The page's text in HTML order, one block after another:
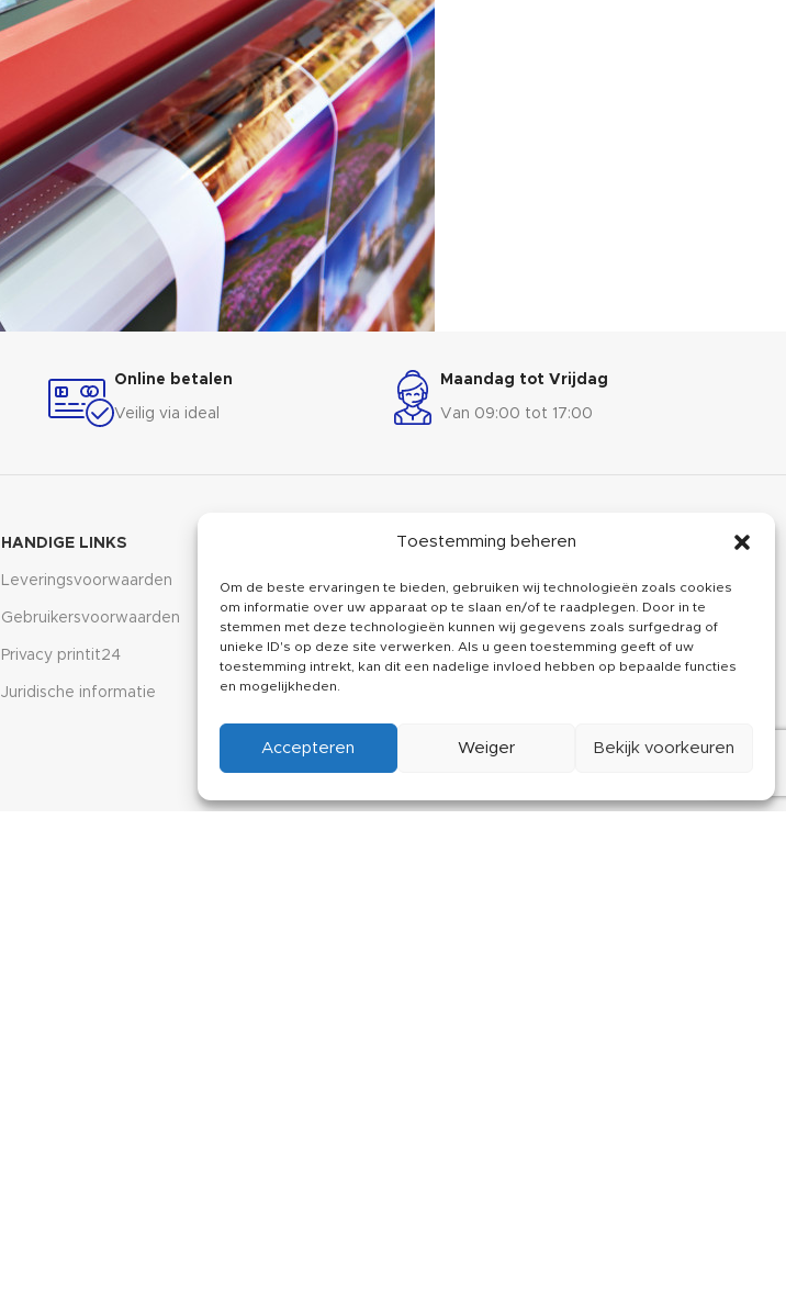
Toestemming beheren
Om de beste ervaringen te bieden, gebruiken wij technologieën zoals cookies
om informatie over uw apparaat op te slaan en/of te raadplegen. Door in te
stemmen met deze technologieën kunnen wij gegevens zoals surfgedrag of
unieke ID's op deze site verwerken. Als u geen toestemming geeft of uw
toestemming intrekt, kan dit een nadelige invloed hebben op bepaalde functies
en mogelijkheden.
Accepteren Weiger Bekijk voorkeuren
Online betalen
Veilig via ideal
Maandag tot Vrijdag
Van 09:00 tot 17:00
HANDIGE LINKS
Leveringsvoorwaarden
Gebruikersvoorwaarden
Privacy printit24
Juridische informatie
Instagram
Linkdin
CUSTOMER SERVICE
Over ons
Kennisbank
Klachten